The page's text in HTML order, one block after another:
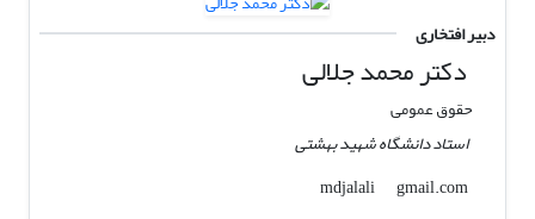
دبیر افتخاری
دکتر محمد جلالی
حقوق عمومی
استاد دانشگاه شهید بهشتی
mdjalali
gmail.com